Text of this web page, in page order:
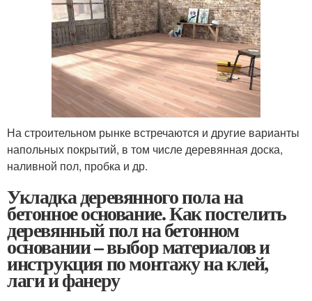
На строительном рынке встречаются и другие варианты
напольных покрытий, в том числе деревянная доска,
наливной пол, пробка и др.
Укладка деревянного пола на
бетонное основание. Как постелить
деревянный пол на бетонном
основании – выбор материалов и
инструкция по монтажу на клей,
лаги и фанеру